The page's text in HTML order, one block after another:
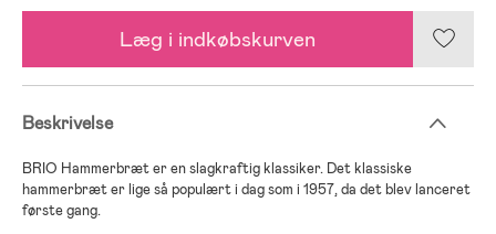
Læg i indkøbskurven
Beskrivelse
BRIO Hammerbræt er en slagkraftig klassiker. Det klassiske
hammerbræt er lige så populært i dag som i 1957, da det blev lanceret
første gang.